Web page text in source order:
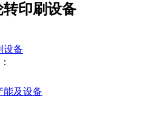
印刷设备
能及设备